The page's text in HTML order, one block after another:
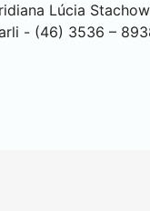
Lúcia
- (46) 3536 –